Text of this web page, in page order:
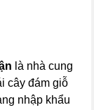
là nhà cung
cây đám giỗ
nhập khẩu